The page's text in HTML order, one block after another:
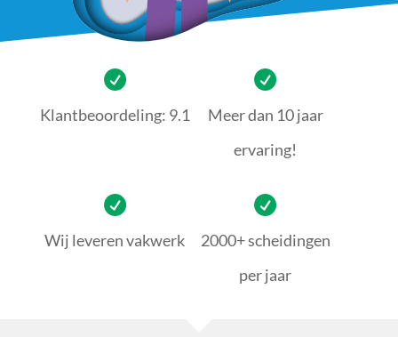
Klantbeoordeling: 9.1
Meer dan 10 jaar
ervaring!
Wij leveren vakwerk
2000+ scheidingen
per jaar